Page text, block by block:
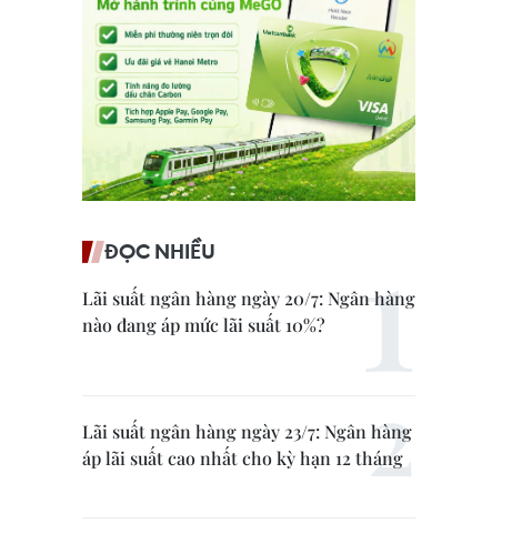
ĐỌC NHIỀU
Lãi suất ngân hàng ngày 20/7: Ngân hàng
nào đang áp mức lãi suất 10%?
Lãi suất ngân hàng ngày 23/7: Ngân hàng
áp lãi suất cao nhất cho kỳ hạn 12 tháng